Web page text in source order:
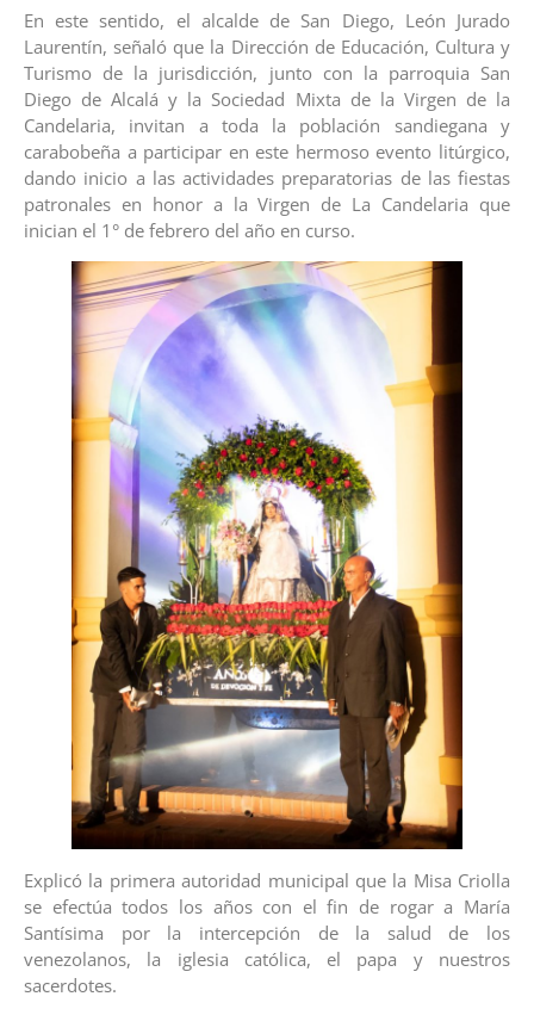
En este sentido, el alcalde de San Diego, León Jurado
Laurentín, señaló que la Dirección de Educación, Cultura y
Turismo de la jurisdicción, junto con la parroquia San
Diego de Alcalá y la Sociedad Mixta de la Virgen de la
Candelaria, invitan a toda la población sandiegana y
carabobeña a participar en este hermoso evento litúrgico,
dando inicio a las actividades preparatorias de las fiestas
patronales en honor a la Virgen de La Candelaria que
inician el 1° de febrero del año en curso.
Explicó la primera autoridad municipal que la Misa Criolla
se efectúa todos los años con el fin de rogar a María
Santísima por la intercepción de la salud de los
venezolanos, la iglesia católica, el papa y nuestros
sacerdotes.